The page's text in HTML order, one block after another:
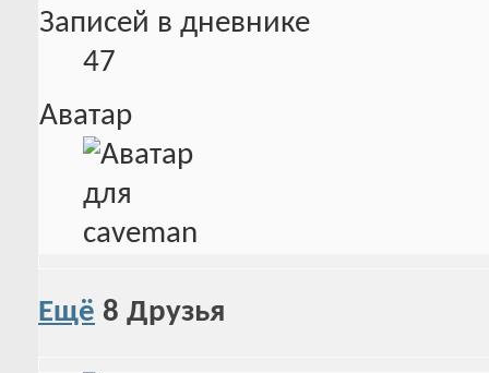
Записей в дневнике
47
Аватар
Ещё 8 Друзья